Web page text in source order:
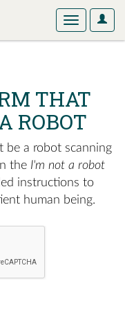
User
Toggle
THAT
ROBOT
be a robot scanning
the I'm not a robot
instructions to
human being.